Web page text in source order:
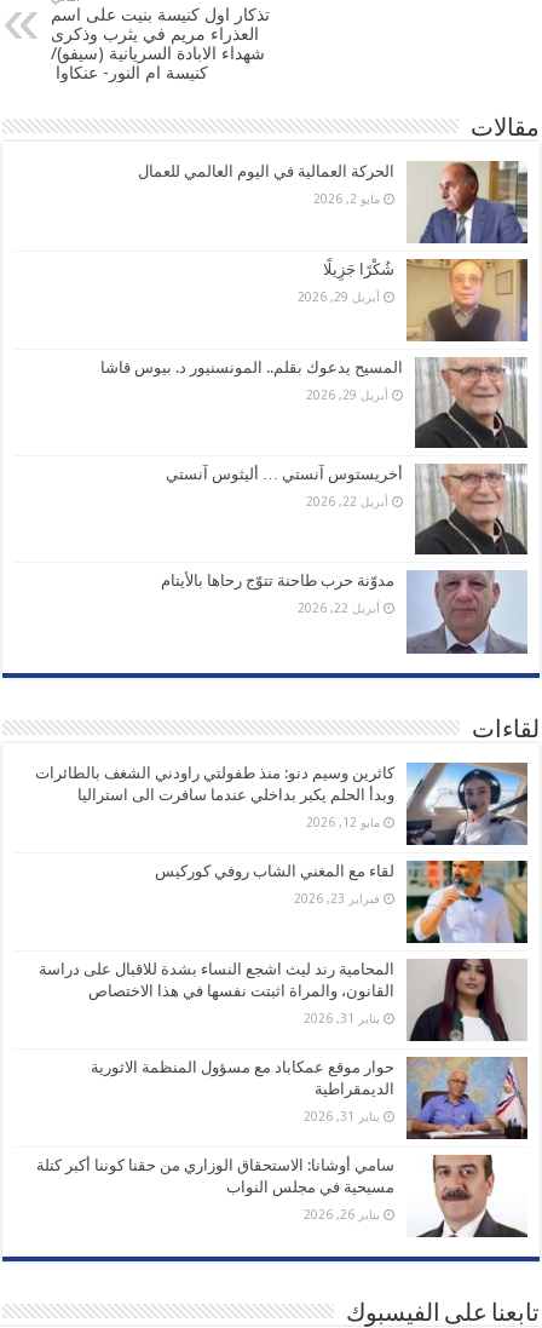
تذكار اول كنيسة بنيت على اسم
العذراء مريم في يثرب وذكرى
شهداء الابادة السريانية (سيفو)/
كنيسة ام النور- عنكاوا ‏
مقالات
الحركة العمالية في اليوم العالمي للعمال
مايو 2, 2026
شُكْرًا جَزِيلًا
أبريل 29, 2026
المسيح يدعوك بقلم.. المونسنيور د. بيوس قاشا
أبريل 29, 2026
أخريستوس آنستي … أليثوس آنستي
أبريل 22, 2026
مدوّنة حرب طاحنة تتوّج رحاها بالأيتام
أبريل 22, 2026
لقاءات
كاثرين وسيم دنو: منذ طفولتي راودني الشغف بالطائرات
وبدأ الحلم يكبر بداخلي عندما سافرت الى استراليا
مايو 12, 2026
لقاء مع المغني الشاب روفي كوركيس
فبراير 23, 2026
المحامية رند ليث اشجع النساء بشدة للاقبال على دراسة
القانون، والمراة اثبتت نفسها في هذا الاختصاص
يناير 31, 2026
حوار موقع عمكاباد مع مسؤول المنظمة الاثورية
الديمقراطية
يناير 31, 2026
سامي أوشانا: الاستحقاق الوزاري من حقنا كوننا أكبر كتلة
مسيحية في مجلس النواب
يناير 26, 2026
تابعنا على الفيسبوك